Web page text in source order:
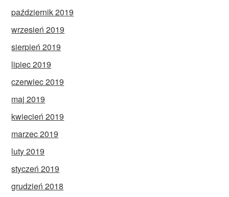
październik 2019
wrzesień 2019
sierpień 2019
lipiec 2019
czerwiec 2019
maj 2019
kwiecień 2019
marzec 2019
luty 2019
styczeń 2019
grudzień 2018